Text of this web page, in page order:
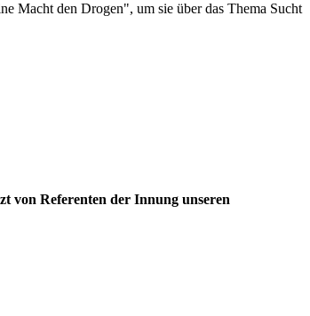
Macht den Drogen", um sie über das Thema Sucht
von Referenten der Innung unseren